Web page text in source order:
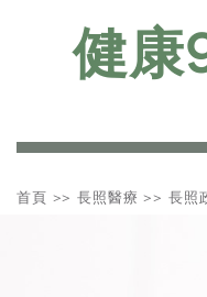
健康
首頁 >>長照醫療 >> 長照